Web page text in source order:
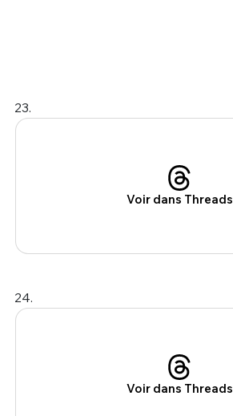
23.
Voir dans Threads
24.
Voir dans Threads